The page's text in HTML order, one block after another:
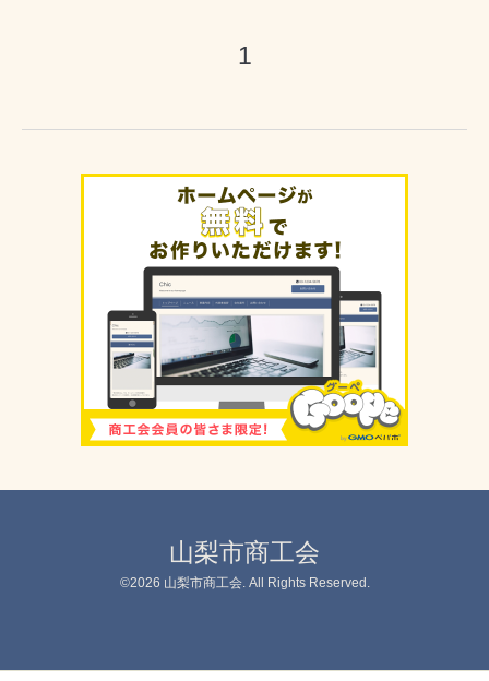
1
山梨市商工会
©2026 山梨市商工会. All Rights Reserved.